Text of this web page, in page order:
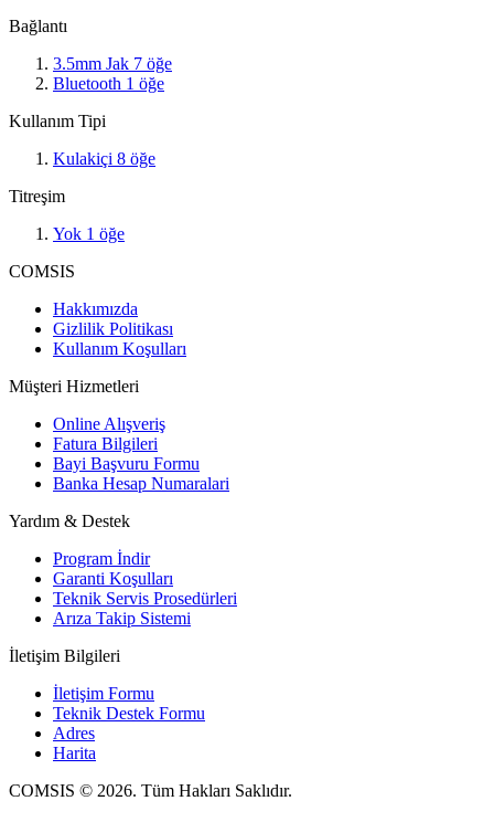
Bağlantı
3.5mm Jak 7 öğe
Bluetooth 1 öğe
Kullanım Tipi
Kulakiçi 8 öğe
Titreşim
Yok 1 öğe
COMSIS
Hakkımızda
Gizlilik Politikası
Kullanım Koşulları
Müşteri Hizmetleri
Online Alışveriş
Fatura Bilgileri
Bayi Başvuru Formu
Banka Hesap Numaralari
Yardım & Destek
Program İndir
Garanti Koşulları
Teknik Servis Prosedürleri
Arıza Takip Sistemi
İletişim Bilgileri
İletişim Formu
Teknik Destek Formu
Adres
Harita
COMSIS © 2026. Tüm Hakları Saklıdır.